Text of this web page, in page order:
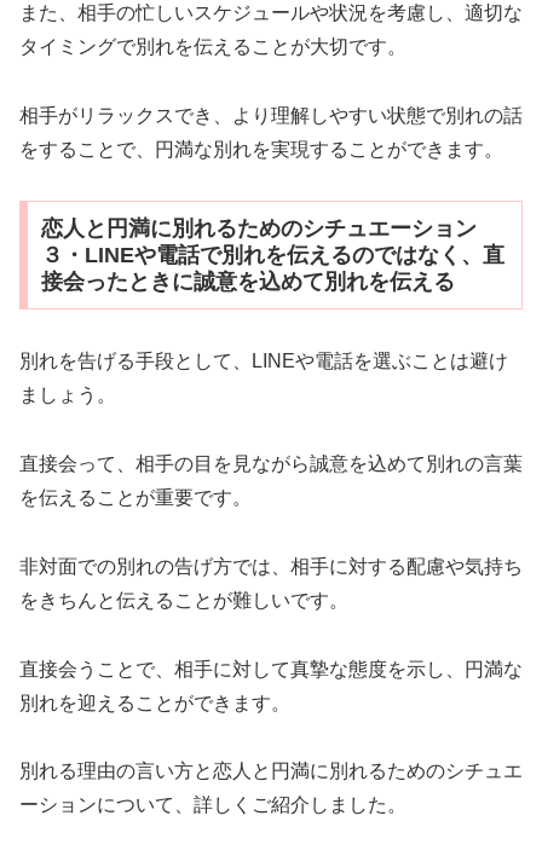
また、相手の忙しいスケジュールや状況を考慮し、適切な
タイミングで別れを伝えることが大切です。
相手がリラックスでき、より理解しやすい状態で別れの話
をすることで、円満な別れを実現することができます。
恋人と円満に別れるためのシチュエーション
３・LINEや電話で別れを伝えるのではなく、直
接会ったときに誠意を込めて別れを伝える
別れを告げる手段として、LINEや電話を選ぶことは避け
ましょう。
直接会って、相手の目を見ながら誠意を込めて別れの言葉
を伝えることが重要です。
非対面での別れの告げ方では、相手に対する配慮や気持ち
をきちんと伝えることが難しいです。
直接会うことで、相手に対して真摯な態度を示し、円満な
別れを迎えることができます。
別れる理由の言い方と恋人と円満に別れるためのシチュエ
ーションについて、詳しくご紹介しました。